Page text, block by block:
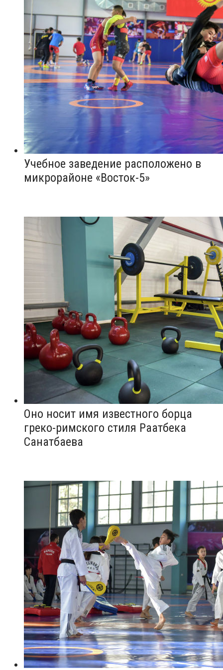
Учебное заведение расположено в
микрорайоне «Восток-5»
Оно носит имя известного борца
греко-римского стиля Раатбека
Санатбаева